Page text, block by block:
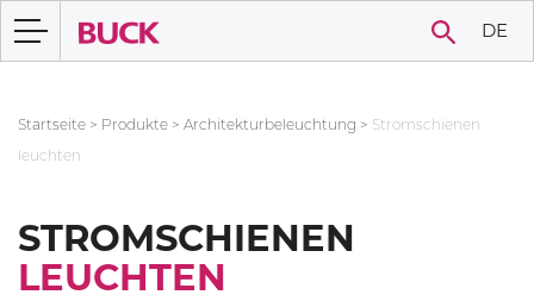
DE
Startseite > Produkte > Architekturbeleuchtung > Stromschienen
leuchten
STROMSCHIENEN
LEUCHTEN